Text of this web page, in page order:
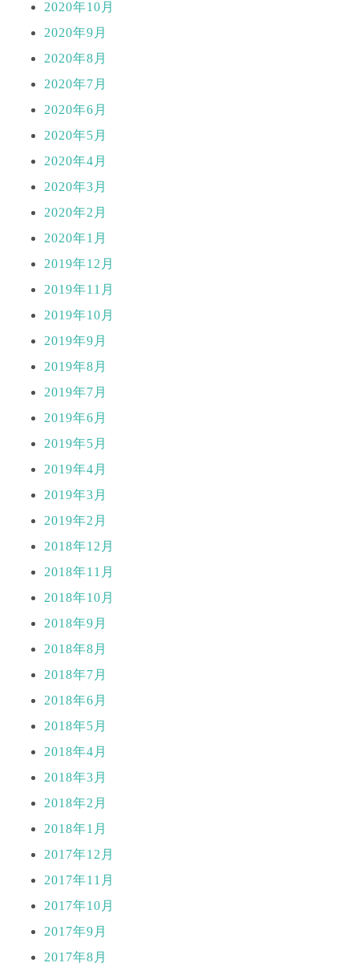
2020年10月
2020年9月
2020年8月
2020年7月
2020年6月
2020年5月
2020年4月
2020年3月
2020年2月
2020年1月
2019年12月
2019年11月
2019年10月
2019年9月
2019年8月
2019年7月
2019年6月
2019年5月
2019年4月
2019年3月
2019年2月
2018年12月
2018年11月
2018年10月
2018年9月
2018年8月
2018年7月
2018年6月
2018年5月
2018年4月
2018年3月
2018年2月
2018年1月
2017年12月
2017年11月
2017年10月
2017年9月
2017年8月